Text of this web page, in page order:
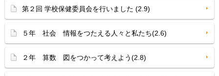
第２回 学校保健委員会を行いました (2.9)
５年 社会 情報をつたえる人々と私たち(2.6)
２年 算数 図をつかって考えよう(2.8)